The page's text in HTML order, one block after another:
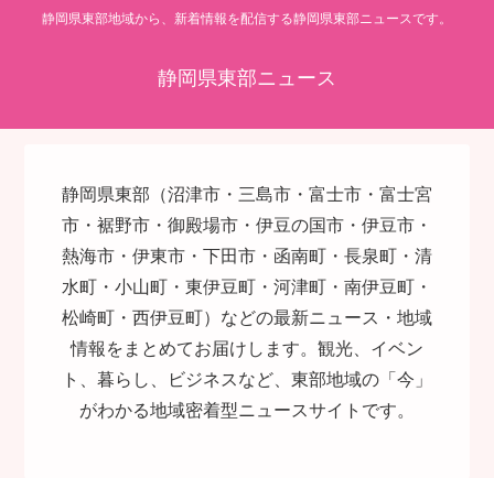
静岡県東部地域から、新着情報を配信する静岡県東部ニュースです。
静岡県東部ニュース
静岡県東部（沼津市・三島市・富士市・富士宮
市・裾野市・御殿場市・伊豆の国市・伊豆市・
熱海市・伊東市・下田市・函南町・長泉町・清
水町・小山町・東伊豆町・河津町・南伊豆町・
松崎町・西伊豆町）などの最新ニュース・地域
情報をまとめてお届けします。観光、イベン
ト、暮らし、ビジネスなど、東部地域の「今」
がわかる地域密着型ニュースサイトです。